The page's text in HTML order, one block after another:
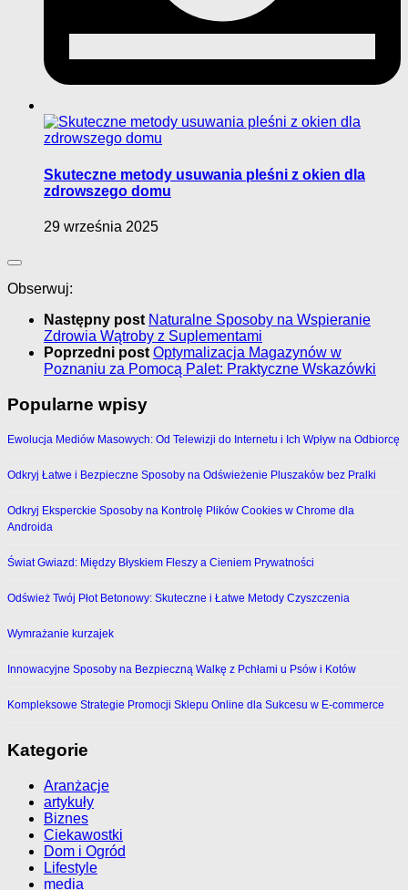
Skuteczne metody usuwania pleśni z okien dla
zdrowszego domu
29 września 2025
Obserwuj:
Następny post Naturalne Sposoby na Wspieranie
Zdrowia Wątroby z Suplementami
Poprzedni post Optymalizacja Magazynów w
Poznaniu za Pomocą Palet: Praktyczne Wskazówki
Popularne wpisy
Ewolucja Mediów Masowych: Od Telewizji do Internetu i Ich Wpływ na Odbiorcę
Odkryj Łatwe i Bezpieczne Sposoby na Odświeżenie Pluszaków bez Pralki
Odkryj Eksperckie Sposoby na Kontrolę Plików Cookies w Chrome dla
Androida
Świat Gwiazd: Między Błyskiem Fleszy a Cieniem Prywatności
Odśwież Twój Płot Betonowy: Skuteczne i Łatwe Metody Czyszczenia
Wymrażanie kurzajek
Innowacyjne Sposoby na Bezpieczną Walkę z Pchłami u Psów i Kotów
Kompleksowe Strategie Promocji Sklepu Online dla Sukcesu w E-commerce
Kategorie
Aranżacje
artykuły
Biznes
Ciekawostki
Dom i Ogród
Lifestyle
media